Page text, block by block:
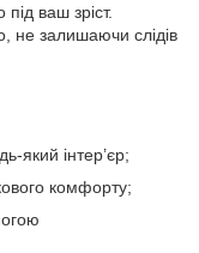
ваш зріст.
не залишаючи слідів
який інтер’єр;
комфорту;